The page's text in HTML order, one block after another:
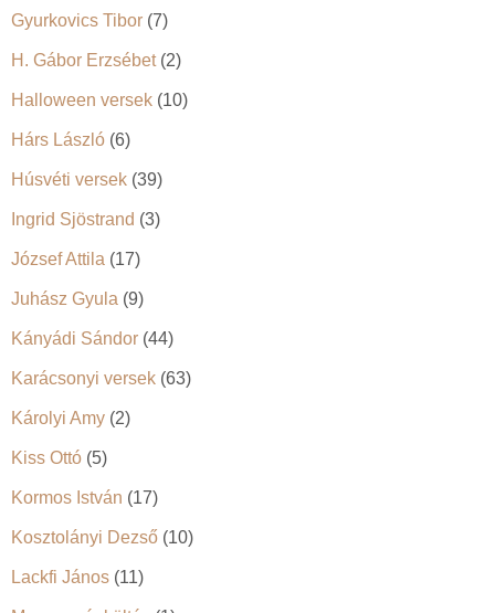
Gyurkovics Tibor (7)
H. Gábor Erzsébet(2)
Halloween versek (10)
Hárs László (6)
Húsvéti versek (39)
Ingrid Sjöstrand (3)
József Attila (17)
Juhász Gyula (9)
Kányádi Sándor (44)
Karácsonyi versek (63)
Károlyi Amy (2)
Kiss Ottó (5)
Kormos István (17)
Kosztolányi Dezső (10)
Lackfi János (11)